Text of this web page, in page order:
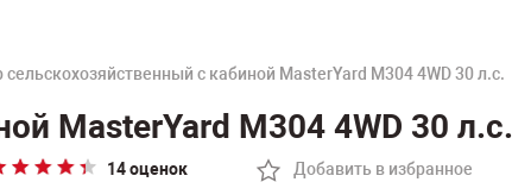
сельскохозяйственный с кабиной MasterYard М304 4WD 30 л.с.
MasterYard М304 4WD 30 л.с.
14 оценок Добавить в избранное